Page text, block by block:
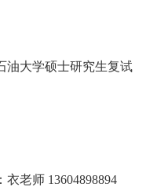
油大学硕士研究生复试
衣老师 13604898894